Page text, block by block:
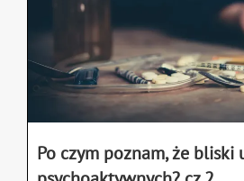
Po czym poznam, że bliski